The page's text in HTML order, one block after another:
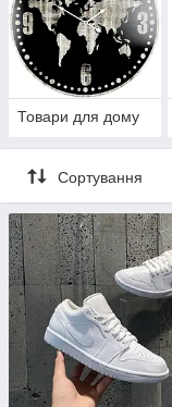
Товари для дому
Сортування